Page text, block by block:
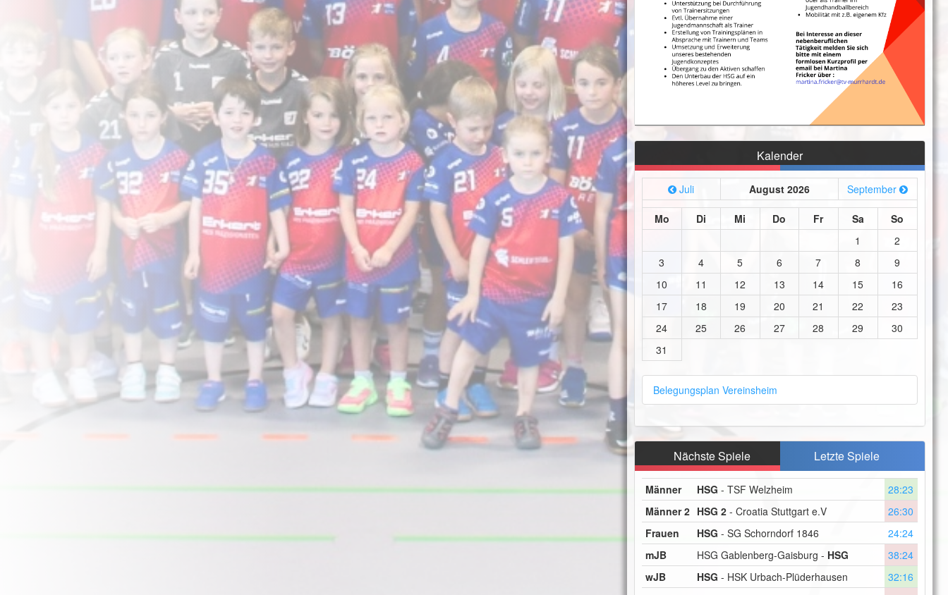
Kalender
Juli August 2026 September
Mo Di Mi Do Fr Sa
So
1
2
3
4 5 6 7 8
9
10
11 12 13 14 15
16
17
18 19 20 21 22
23
24
25 26 27 28 29
30
31
Belegungsplan Vereinsheim
Nächste Spiele Letzte Spiele
Männer HSG - TSF Welzheim
28:23
Männer 2 HSG 2- Croatia Stuttgart e.V
26:30
Frauen
HSG - SG Schorndorf 1846
24:24
mJB
HSG Gablenberg-Gaisburg - HSG
38:24
wJB
HSG - HSK Urbach-Plüderhausen
32:16